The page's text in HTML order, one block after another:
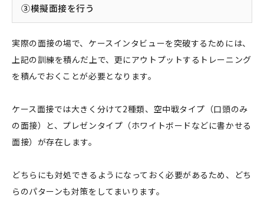
③模擬面接を行う
実際の面接の場で、ケースインタビューを突破するためには、
上記の訓練を積んだ上で、更にアウトプットするトレーニング
を積んでおくことが必要となります。
ケース面接では大きく分けて2種類、空中戦タイプ（口頭のみ
の面接）と、プレゼンタイプ（ホワイトボードなどに書かせる
面接）が存在します。
どちらにも対処できるようになっておく必要があるため、どち
らのパターンも対策をしてまいります。